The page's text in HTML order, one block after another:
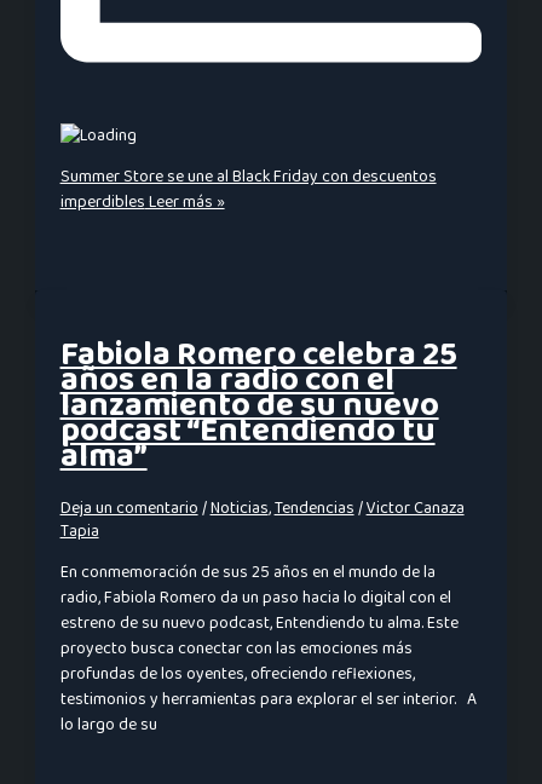
Summer Store se une al Black Friday con descuentos
imperdiblesLeer más »
Fabiola Romero celebra 25
años en la radio con el
lanzamiento de su nuevo
podcast “Entendiendo tu
alma”
Deja un comentario/Noticias,Tendencias/Victor Canaza
Tapia
En conmemoración de sus 25 años en el mundo de la
radio, Fabiola Romero da un paso hacia lo digital con el
estreno de su nuevo podcast, Entendiendo tu alma. Este
proyecto busca conectar con las emociones más
profundas de los oyentes, ofreciendo reflexiones,
testimonios y herramientas para explorar el ser interior. A
lo largo de su